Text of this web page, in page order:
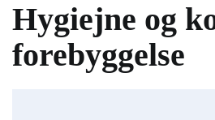
Hygiejne og
forebyggelse